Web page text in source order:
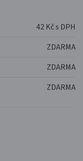
42 Kč s DPH
ZDARMA
ZDARMA
ZDARMA